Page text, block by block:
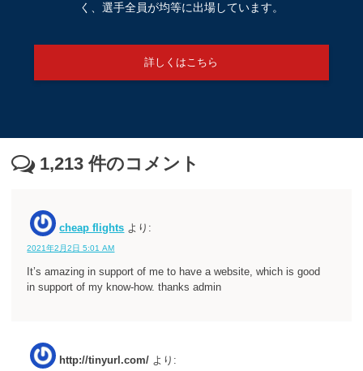
く、選手全員が均等に出場しています。
詳しくはこちら
1,213 件のコメント
cheap flights より:
2021年2月2日 5:01 AM
It’s amazing in support of me to have a website, which is good
in support of my know-how. thanks admin
http://tinyurl.com/ より: